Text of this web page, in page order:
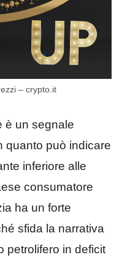
– crypto.it
è un segnale
quanto può indicare
inferiore alle
consumatore
ha un forte
sfida la narrativa
petrolifero in deficit